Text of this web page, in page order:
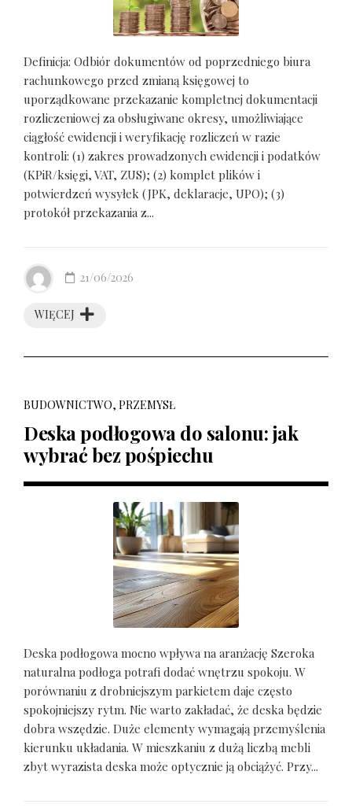
Definicja: Odbiór dokumentów od poprzedniego biura
rachunkowego przed zmianą księgowej to
uporządkowane przekazanie kompletnej dokumentacji
rozliczeniowej za obsługiwane okresy, umożliwiające
ciągłość ewidencji i weryfikację rozliczeń w razie
kontroli: (1) zakres prowadzonych ewidencji i podatków
(KPiR/księgi, VAT, ZUS); (2) komplet plików i
potwierdzeń wysyłek (JPK, deklaracje, UPO); (3)
protokół przekazania z...
WIĘCEJ
21/06/2026
BUDOWNICTWO, PRZEMYSŁ
Deska podłogowa do salonu: jak
wybrać bez pośpiechu
Deska podłogowa mocno wpływa na aranżację Szeroka
naturalna podłoga potrafi dodać wnętrzu spokoju. W
porównaniu z drobniejszym parkietem daje często
spokojniejszy rytm. Nie warto zakładać, że deska będzie
dobra wszędzie. Duże elementy wymagają przemyślenia
kierunku układania. W mieszkaniu z dużą liczbą mebli
zbyt wyrazista deska może optycznie ją obciążyć. Przy...